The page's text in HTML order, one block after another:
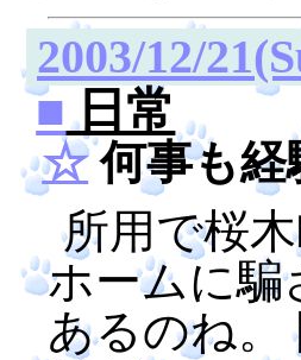
2003/12/
■ 日常
☆何事も経
所用で桜
ホームに騙
あるのね。